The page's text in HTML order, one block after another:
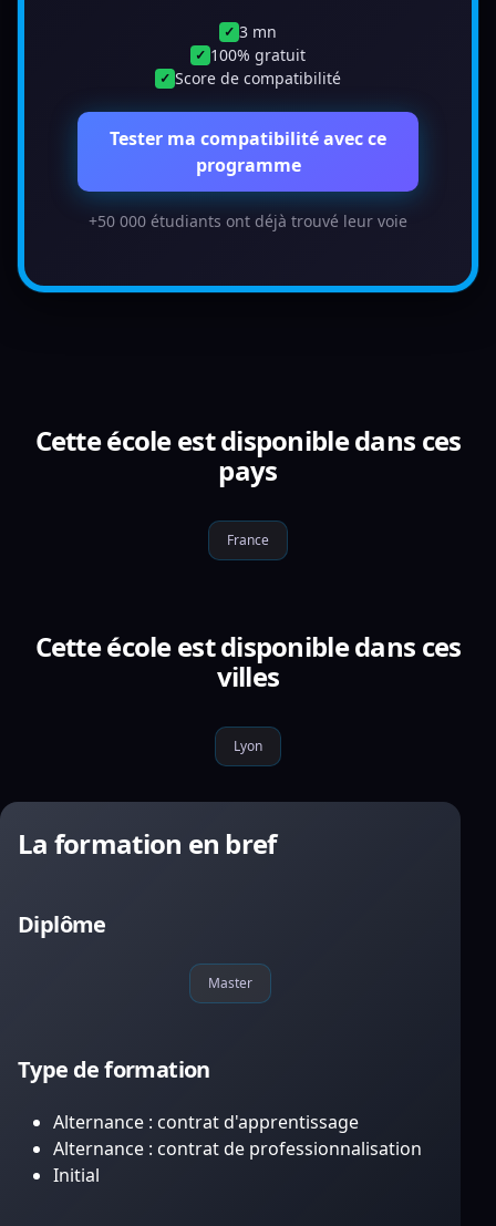
✓ 3 mn
✓ 100% gratuit
✓ Score de compatibilité
Tester ma compatibilité avec ce
programme
+50 000 étudiants ont déjà trouvé leur voie
Cette école est disponible dans ces
pays
France
Cette école est disponible dans ces
villes
Lyon
La formation en bref
Diplôme
Master
Type de formation
Alternance : contrat d'apprentissage
Alternance : contrat de professionnalisation
Initial